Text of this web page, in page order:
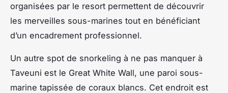
organisées par le resort permettent de découvrir
les merveilles sous-marines tout en bénéficiant
d’un encadrement professionnel.
Un autre spot de snorkeling à ne pas manquer à
Taveuni est le Great White Wall, une paroi sous-
marine tapissée de coraux blancs. Cet endroit est